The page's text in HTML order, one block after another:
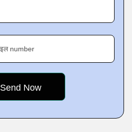
delivered to your house,
number